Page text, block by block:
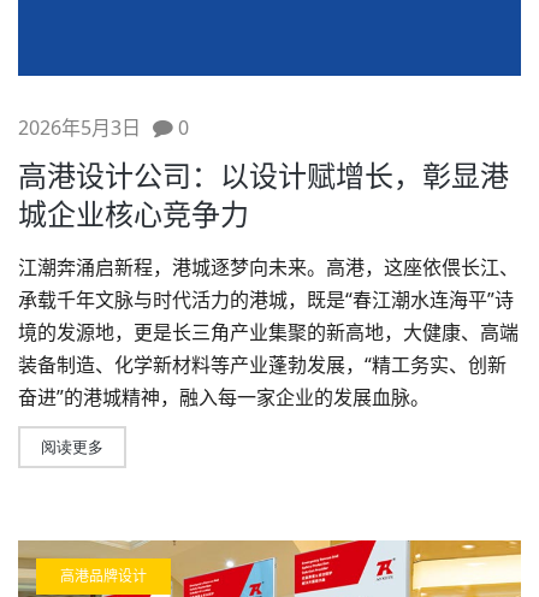
2026年5月3日 0
高港设计公司：以设计赋增长，彰显港
城企业核心竞争力
江潮奔涌启新程，港城逐梦向未来。高港，这座依偎长江、
承载千年文脉与时代活力的港城，既是“春江潮水连海平”诗
境的发源地，更是长三角产业集聚的新高地，大健康、高端
装备制造、化学新材料等产业蓬勃发展，“精工务实、创新
奋进”的港城精神，融入每一家企业的发展血脉。
阅读更多
高港品牌设计